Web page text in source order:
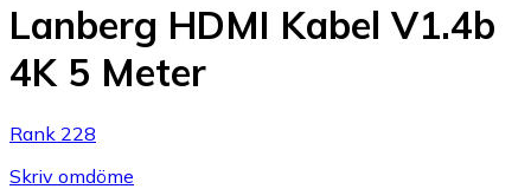
Lanberg HDMI Kabel V1.4b
4K 5 Meter
Rank 228
Skriv omdöme